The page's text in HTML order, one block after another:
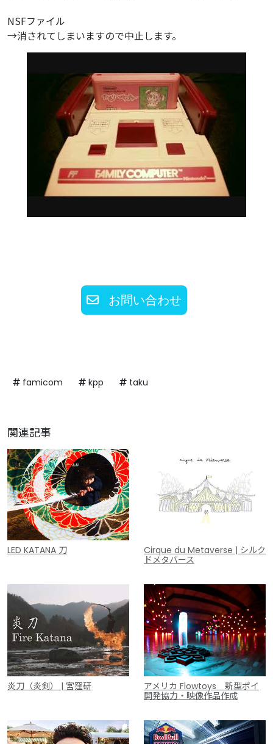
NSFファイル
→消されてしまいますので中止します。
お問い合わせ
famicom kpp taku
関連記事
LED KATANA 刀
Cirque du Metaverse | シルク
ドメタバース
炎刀（炎剣） | 宮窪研
アメリカ Flowtoys 新型ポイ
開発協力・映像作品作成